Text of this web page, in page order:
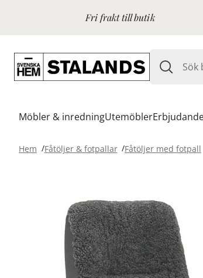
Fri frakt till butik
Möbler & inredningUtemöbler
Hem Fåtöljer & fotpallar Fåtöljer med fotpall